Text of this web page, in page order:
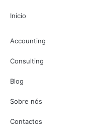
Início
Accounting
Consulting
Blog
Sobre nós
Contactos